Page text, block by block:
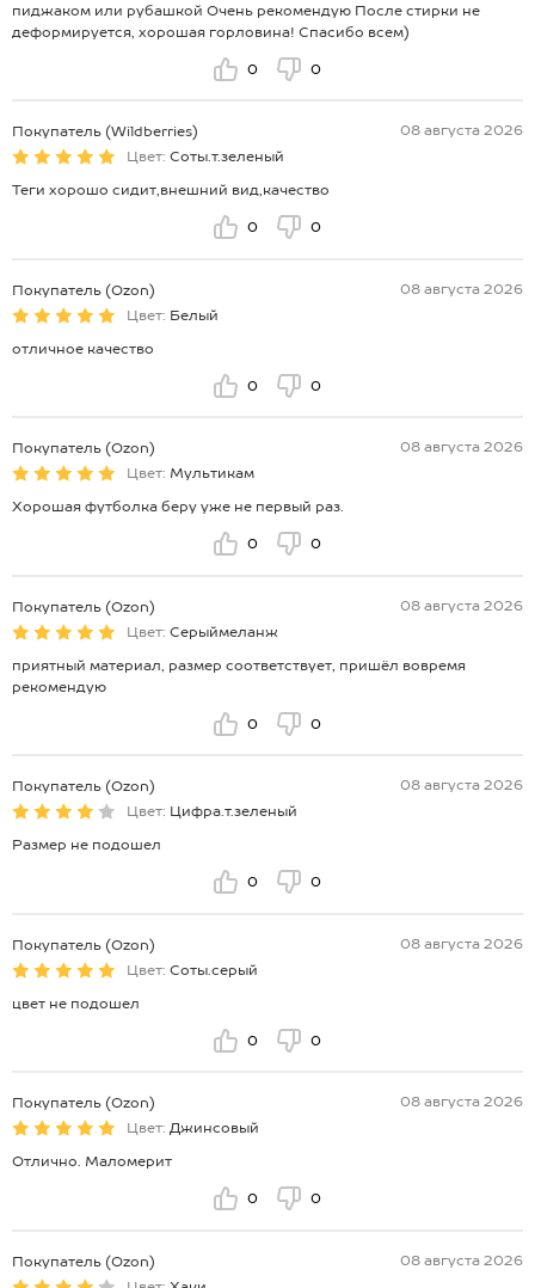
пиджаком или рубашкой Очень рекомендую После стирки не
деформируется, хорошая горловина! Спасибо всем)
0 0
Покупатель (Wildberries)
08 августа 2026
Цвет: Соты.т.зеленый
Теги хорошо сидит,внешний вид,качество
0 0
Покупатель (Ozon)
08 августа 2026
Цвет: Белый
отличное качество
0 0
Покупатель (Ozon)
08 августа 2026
Цвет: Мультикам
Хорошая футболка беру уже не первый раз.
0 0
Покупатель (Ozon)
08 августа 2026
Цвет: Серыймеланж
приятный материал, размер соответствует, пришёл вовремя
рекомендую
0 0
Покупатель (Ozon)
08 августа 2026
Цвет: Цифра.т.зеленый
Размер не подошел
0 0
Покупатель (Ozon)
08 августа 2026
Цвет: Соты.серый
цвет не подошел
0 0
Покупатель (Ozon)
08 августа 2026
Цвет: Джинсовый
Отлично. Маломерит
0 0
Покупатель (Ozon)
08 августа 2026